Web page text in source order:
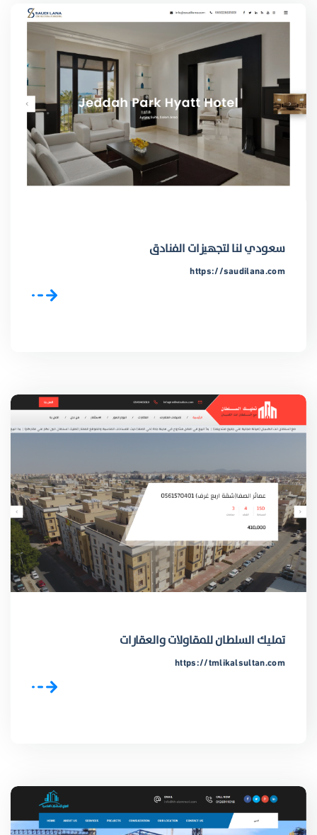
سعودي لنا لتجهيزات الفنادق
https://saudilana.com
تمليك السلطان للمقاولات والعقارات
https://tmlikalsultan.com